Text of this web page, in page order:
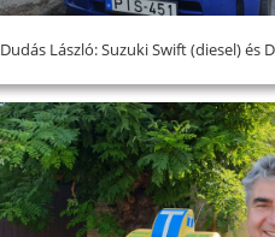
Dudás László: Suzuki Swift (diesel)